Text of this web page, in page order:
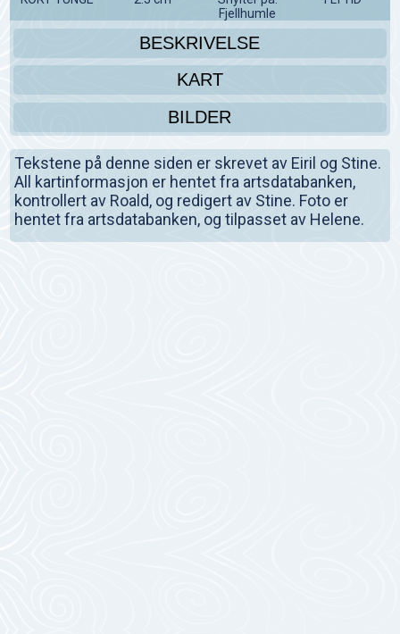
Fjellhumle
BESKRIVELSE
KART
BILDER
Tekstene på denne siden er skrevet av Eiril og Stine.
All kartinformasjon er hentet fra artsdatabanken,
kontrollert av Roald, og redigert av Stine. Foto er
hentet fra artsdatabanken, og tilpasset av Helene.